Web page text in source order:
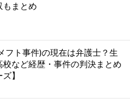
もまとめ
フト事件)の現在は弁護士？生
など経歴・事件の判決まとめ
】